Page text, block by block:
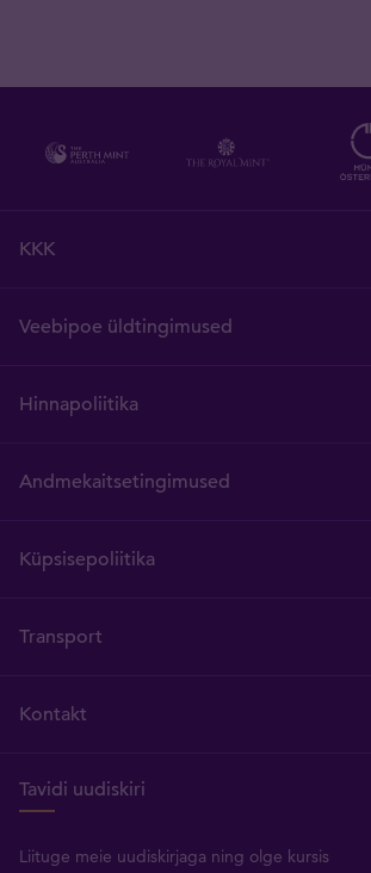
KKK
Veebipoe üldtingimused
Hinnapoliitika
Andmekaitsetingimused
Küpsisepoliitika
Transport
Kontakt
Tavidi uudiskiri
Liituge meie uudiskirjaga ning olge kursis